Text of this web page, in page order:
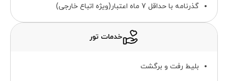
گذرنامه با حداقل 7 ماه اعتبار(ویژه اتباع خارجی)
خدمات تور
بلیط رفت و برگشت